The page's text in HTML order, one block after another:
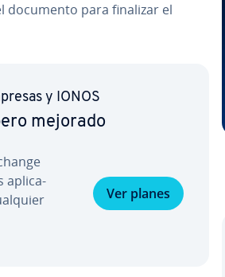
documento para finalizar el
y IONOS
mejorado
apli­ca­
Ver planes